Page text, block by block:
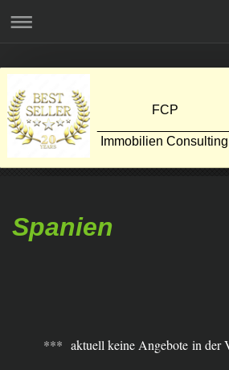
FCP
Immobilien
Spanien
*** aktuell keine Angebote in